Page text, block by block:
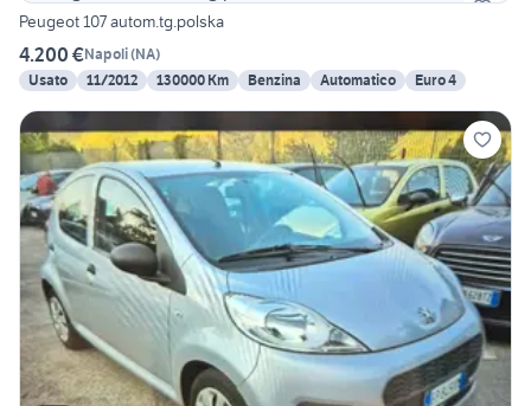
Peugeot 107 autom.tg.polska
4.200 €Napoli(NA)
Usato
11/2012 130000 Km Benzina Automatico Euro 4